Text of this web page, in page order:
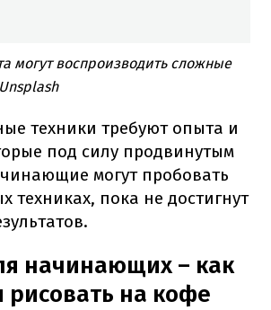
могут воспроизводить сложные
техники требуют опыта и
под силу продвинутым
могут пробовать
техниках, пока не достигнут
начинающих – как
рисовать на кофе